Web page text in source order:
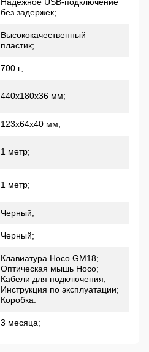
без задержек;
Высококачественный
пластик;
700 г;
440х180х36 мм;
123х64х40 мм;
1 метр;
1 метр;
Черный;
Черный;
Клавиатура Hoco GM18;
Оптическая мышь Hoco;
Кабели для подключения;
Инструкция по эксплуатации;
Коробка.
3 месяца;